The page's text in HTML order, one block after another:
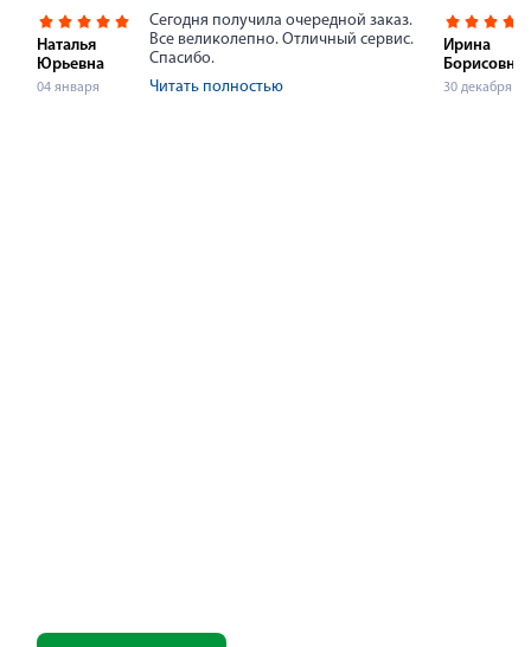
Наталья
Юрьевна
04 января
Сегодня получила очередной заказ.
Все великолепно. Отличный сервис.
Спасибо.
Читать полностью
Ирина
Борисовна
30 декабря